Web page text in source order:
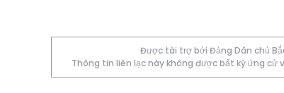
Được tài trợ bởi Đảng Dân chủ
Thông tin liên lạc này không được bất kỳ ứng cử